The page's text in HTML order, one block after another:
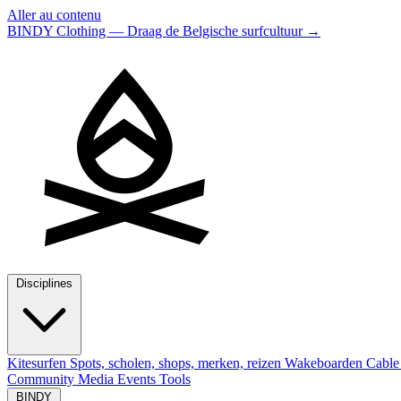
Aller au contenu
BINDY Clothing — Draag de Belgische surfcultuur →
Kitesurfen Spots, scholen, shops, merken, reizen Wakeboarden
Community Media Events Tools